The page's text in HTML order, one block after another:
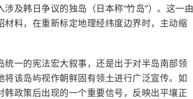
及韩日争议的独岛（日本称“竹岛”）。这一由
料，在重新标定地理经纬度边界时，主动缩
一的宪法宏大叙事，还是出于对半岛南部领
该岛屿视作朝鲜固有领土进行广泛宣传。如
政策后出现的一个重要信号，反映出平壤正